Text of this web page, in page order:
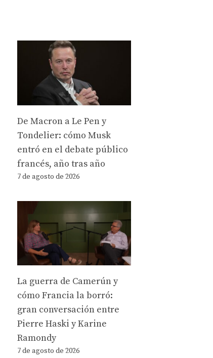
De Macron a Le Pen y
Tondelier: cómo Musk
entró en el debate público
francés, año tras año
7 de agosto de 2026
La guerra de Camerún y
cómo Francia la borró:
gran conversación entre
Pierre Haski y Karine
Ramondy
7 de agosto de 2026